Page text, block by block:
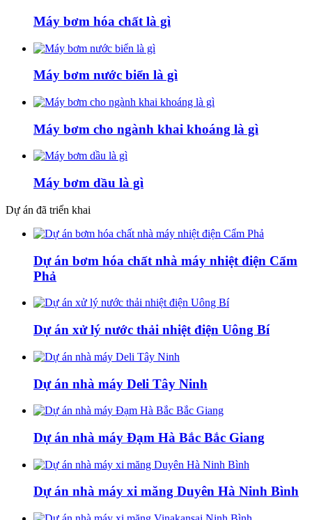
Máy bơm hóa chất là gì
Máy bơm nước biển là gì
Máy bơm cho ngành khai khoáng là gì
Máy bơm dầu là gì
Dự án đã triển khai
Dự án bơm hóa chất nhà máy nhiệt điện Cẩm
Phả
Dự án xử lý nước thải nhiệt điện Uông Bí
Dự án nhà máy Deli Tây Ninh
Dự án nhà máy Đạm Hà Bắc Bắc Giang
Dự án nhà máy xi măng Duyên Hà Ninh Bình